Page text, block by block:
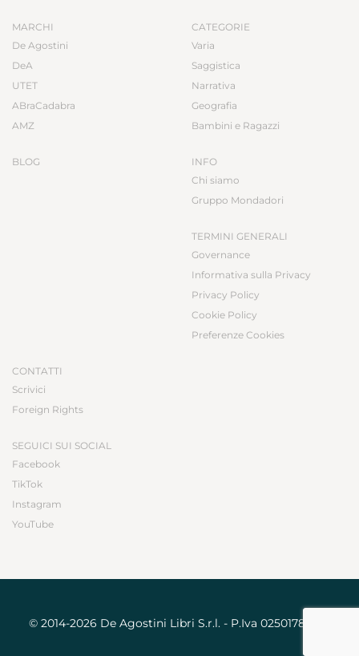
MARCHI
De Agostini
DeA
UTET
ABraCadabra
AMZ
BLOG
CATEGORIE
Varia
Saggistica
Narrativa
Geografia
Bambini e Ragazzi
INFO
Chi siamo
Gruppo Mondadori
TERMINI GENERALI
Governance
Informativa sulla Privacy
Privacy Policy
Cookie Policy
Preferenze Cookies
CONTATTI
Scrivici
Foreign Rights
SEGUICI SUI SOCIAL
Facebook
TikTok
Instagram
YouTube
© 2014-2026 De Agostini Libri S.r.l. - P.Iva 02501780031